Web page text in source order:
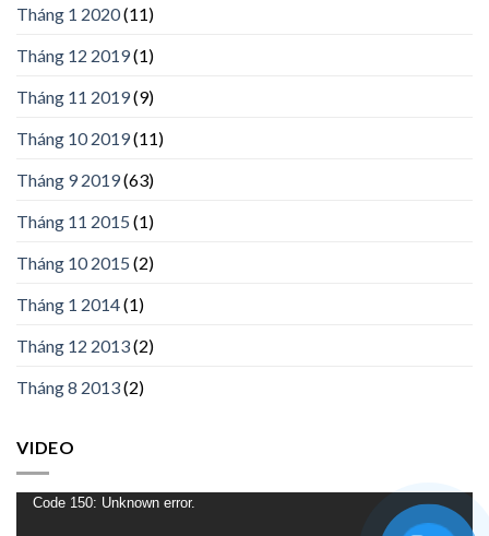
Tháng 1 2020(11)
Tháng 12 2019(1)
Tháng 11 2019(9)
Tháng 10 2019(11)
Tháng 9 2019(63)
Tháng 11 2015 (1)
Tháng 10 2015 (2)
Tháng 1 2014(1)
Tháng 12 2013(2)
Tháng 8 2013(2)
VIDEO
Trình
Code 150: Unknown error.